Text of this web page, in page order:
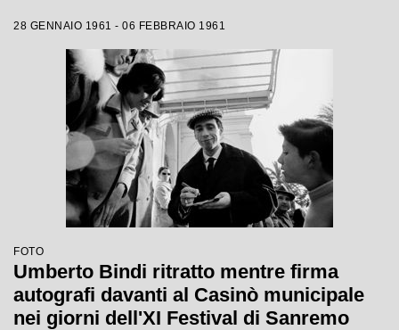
28 GENNAIO 1961 - 06 FEBBRAIO 1961
FOTO
Umberto Bindi ritratto mentre firma
autografi davanti al Casinò municipale
nei giorni dell'XI Festival di Sanremo